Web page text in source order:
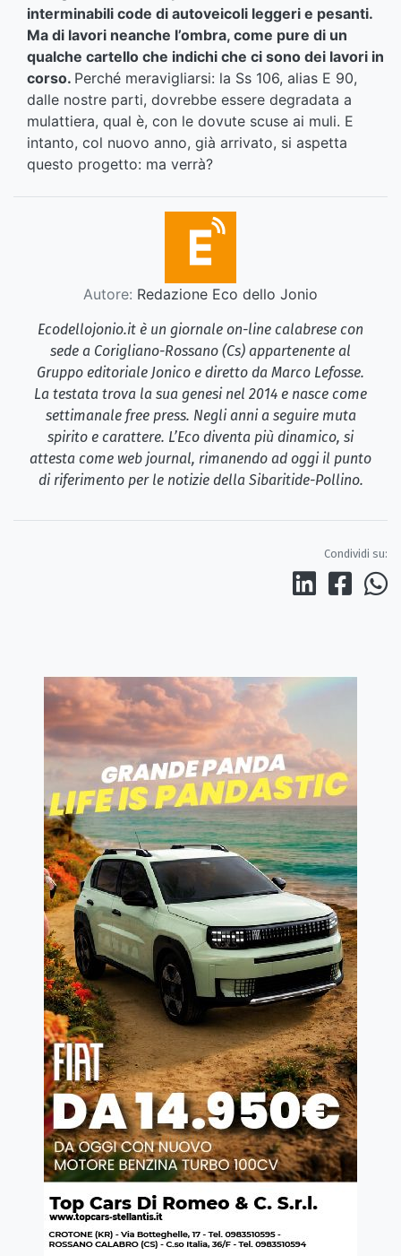
interminabili code di autoveicoli leggeri e pesanti.
Ma di lavori neanche l’ombra, come pure di un
qualche cartello che indichi che ci sono dei lavori in
corso. Perché meravigliarsi: la Ss 106, alias E 90,
dalle nostre parti, dovrebbe essere degradata a
mulattiera, qual è, con le dovute scuse ai muli. E
intanto, col nuovo anno, già arrivato, si aspetta
questo progetto: ma verrà?
Autore: Redazione Eco dello Jonio
Ecodellojonio.it è un giornale on-line calabrese con
sede a Corigliano-Rossano (Cs) appartenente al
Gruppo editoriale Jonico e diretto da Marco Lefosse.
La testata trova la sua genesi nel 2014 e nasce come
settimanale free press. Negli anni a seguire muta
spirito e carattere. L’Eco diventa più dinamico, si
attesta come web journal, rimanendo ad oggi il punto
di riferimento per le notizie della Sibaritide-Pollino.
Condividi su: